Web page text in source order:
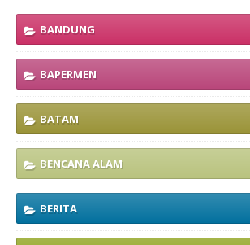
BANDUNG
BAPERMEN
BATAM
BENCANA ALAM
BERITA